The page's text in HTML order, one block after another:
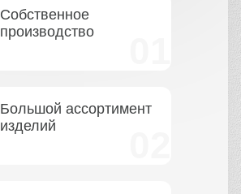
Собственное
производство
Большой ассортимент
изделий